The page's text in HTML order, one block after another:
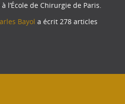
à l’École de Chirurgie de Paris.
Bayol a écrit 278 articles